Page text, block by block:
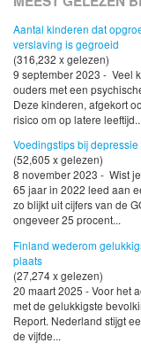
Aantal kinderen dat
verslaving is gegroeid
(316,232 x gelezen)
9 september 2023 - Veel
ouders met een
Deze kinderen, afgekort
risico om op latere leeftijd...
Voedingstips bij
(52,605 x gelezen)
8 november 2023 - Wist
65 jaar in 2022 leed aan
zo blijkt uit cijfers van de
ongeveer 25 procent...
Finland wederom
plaats
(27,274 x gelezen)
20 maart 2025 - Voor het
met de gelukkigste
Report. Nederland stijgt
de vijfde...